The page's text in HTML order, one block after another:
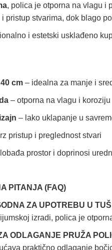
, polica je otporna na vlagu i
pristup stvarima, dok blago
i estetski usklađeno
cm– idealna za manje i
– otporna na vlagu i koroziju
– lako uklapanje u
pristup i preglednost stvari
prostor i doprinosi
PITANJA (FAQ)
ZA UPOTREBU U
izradi, polica je
ODLAGANJE PRUŽA
praktično odlaganje